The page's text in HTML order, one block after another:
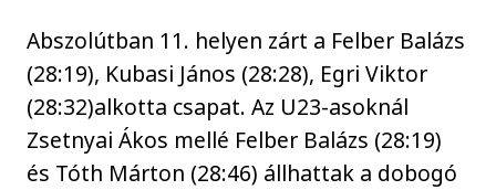
Abszolútban 11. helyen zárt a Felber Balázs
(28:19), Kubasi János (28:28), Egri Viktor
(28:32)alkotta csapat. Az U23-asoknál
Zsetnyai Ákos mellé Felber Balázs (28:19)
és Tóth Márton (28:46) állhattak a dobogó